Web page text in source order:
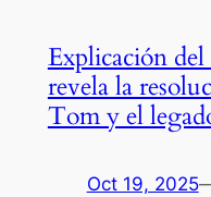
Explicación del
revela la
Tom y el
Oct 19, 2025